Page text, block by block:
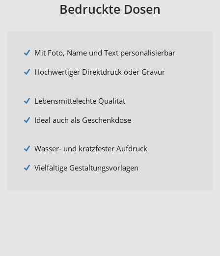
Bedruckte Dosen
Mit Foto, Name und Text personalisierbar
Hochwertiger Direktdruck oder Gravur
Lebensmittelechte Qualität
Ideal auch als Geschenkdose
Wasser- und kratzfester Aufdruck
Vielfältige Gestaltungsvorlagen